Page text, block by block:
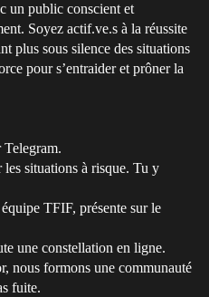
un public conscient et
Soyez actif.ve.s à la réussite
plus sous silence des situations
pour s’entraider et prôner la
situations à risque. Tu y
TFIF, présente sur le
une constellation en ligne.
nous formons une communauté
fuite.